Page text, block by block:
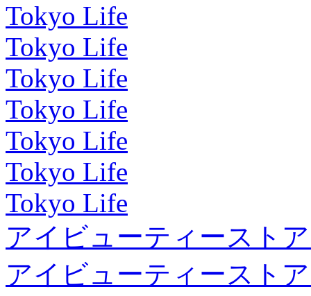
Tokyo Life
Tokyo Life
Tokyo Life
Tokyo Life
Tokyo Life
Tokyo Life
Tokyo Life
アイビューティースト
アイビューティースト